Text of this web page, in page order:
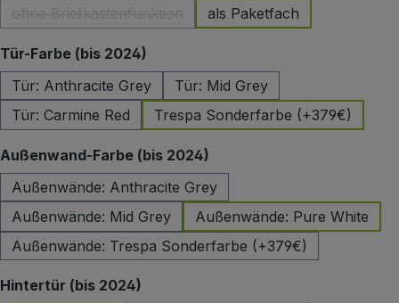
(Diese Option ist zurzeit nicht verfügbar.)
als Paketfach
Tür-Farbe (bis 2024)
Tür: Anthracite Grey
Tür: Mid Grey
Tür: Carmine Red
Trespa Sonderfarbe (+379€)
Außenwand-Farbe (bis 2024)
Außenwände: Anthracite Grey
Außenwände: Mid Grey
Außenwände: Pure White
Außenwände: Trespa Sonderfarbe (+379€)
Hintertür (bis 2024)